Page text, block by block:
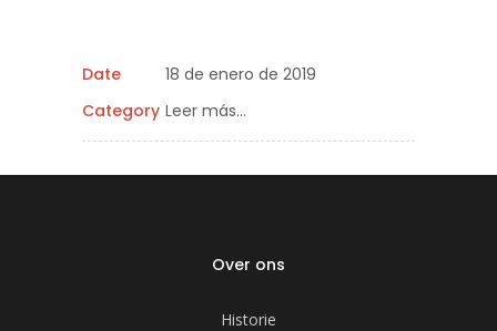
Date
18 de enero de 2019
Category Leer más…
Over ons
Historie